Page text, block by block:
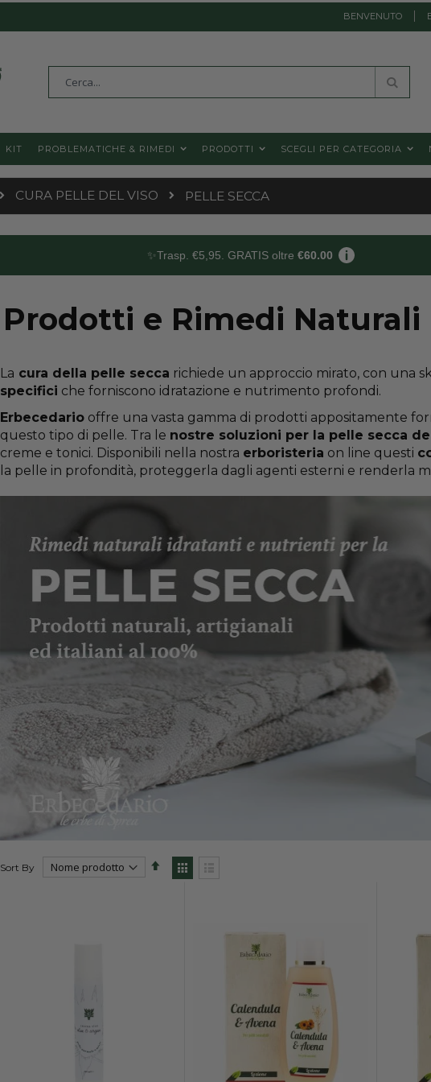
BENVENUTO
KIT PROBLEMATICHE & RIMEDI PRODOTTI SCEGLI PER CATEGORIA
CURA PELLE DEL VISO PELLE SECCA
✨Trasp. €5,95. GRATIS oltre €60.00
Prodotti e Rimedi Naturali
La cura della pelle secca richiede un approccio mirato, con una
specifici che forniscono idratazione e nutrimento profondi.
Erbecedariooffre una vasta gamma di prodotti appositamente
questo tipo di pelle. Tra le nostre soluzioni per la pelle secca
creme e tonici. Disponibili nella nostra erboristeria on line questi
la pelle in profondità, proteggerla dagli agenti esterni e renderla
Sort By
Descending